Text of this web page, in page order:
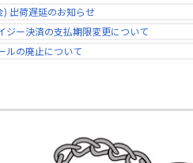
出荷遅延のお知らせ
ジー決済の支払期限変更について
ルの廃止について